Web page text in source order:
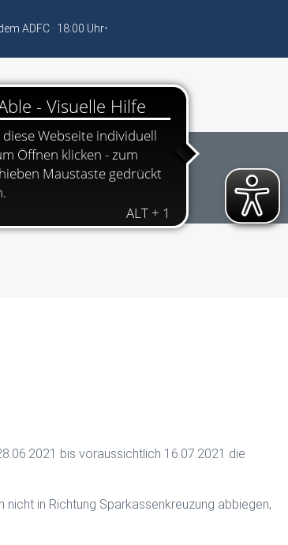
ADFC · 18:00 Uhr•
bis voraussichtlich 16.07.2021 die
in Richtung Sparkassenkreuzung abbiegen,